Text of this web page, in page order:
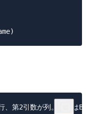
第2引数が列。以下は